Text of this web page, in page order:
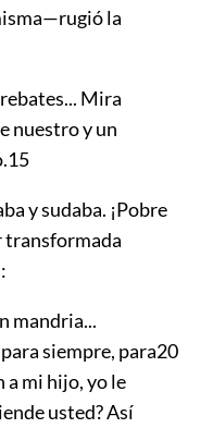
la
Mira
nuestro y un
15
y sudaba. ¡Pobre
transformada
mandria...
siempre, para20
a mi hijo, yo le
usted? Así